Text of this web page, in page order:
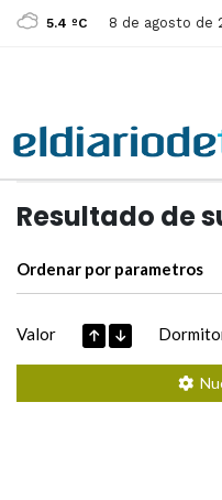
5.4 ºC 8 de agosto de
Resultado de
Ordenar por parametros
Valor